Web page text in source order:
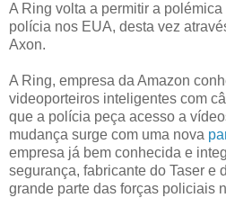
A Ring volta a permitir a
polícia nos EUA, desta vez
Axon.
A Ring, empresa da Amazon
videoporteiros inteligentes com
que a polícia peça acesso a
mudança surge com uma nova
empresa já bem conhecida e
segurança, fabricante do Taser e
grande parte das forças policiais